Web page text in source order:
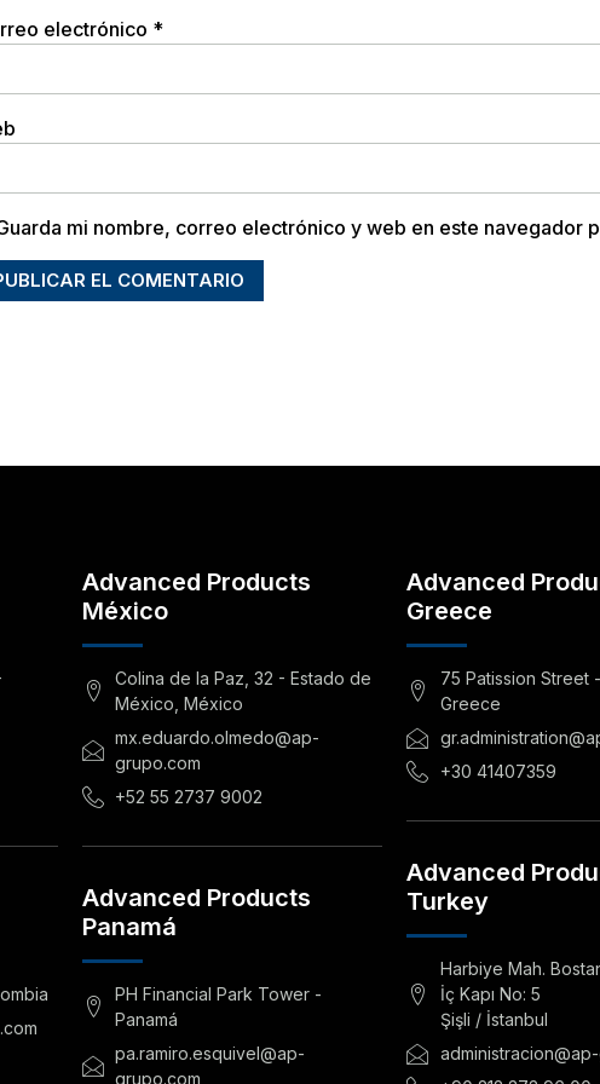
electrónico *
mi nombre, correo electrónico y web en este navegador
Advanced Products
México
Colina de la Paz, 32 - Estado de
México, México
mx.eduardo.olmedo@ap-
grupo.com
+52 55 2737 9002
Advanced Products
Panamá
PH Financial Park Tower -
Panamá
pa.ramiro.esquivel@ap-
grupo.com
Advanced
Greece
75 Patission Street
Greece
+30 41407359
Advanced
Turkey
Harbiye Mah.
İç Kapı No: 5
Şişli / İstanbul